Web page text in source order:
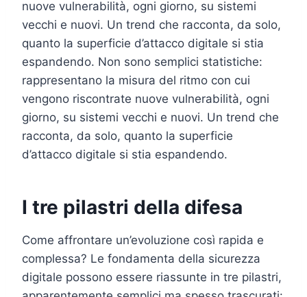
nuove vulnerabilità, ogni giorno, su sistemi
vecchi e nuovi. Un trend che racconta, da solo,
quanto la superficie d’attacco digitale si stia
espandendo. Non sono semplici statistiche:
rappresentano la misura del ritmo con cui
vengono riscontrate nuove vulnerabilità, ogni
giorno, su sistemi vecchi e nuovi. Un trend che
racconta, da solo, quanto la superficie
d’attacco digitale si stia espandendo.
I tre pilastri della difesa
Come affrontare un’evoluzione così rapida e
complessa? Le fondamenta della sicurezza
digitale possono essere riassunte in tre pilastri,